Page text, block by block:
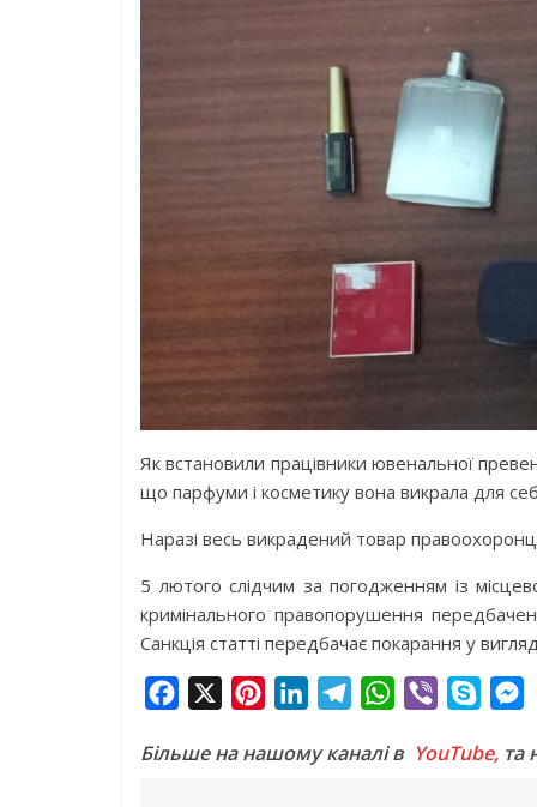
Як встановили працівники ювенальної
що парфуми і косметику вона викрала для
Наразі весь викрадений товар
5 лютого слідчим за погодженням із
кримінального правопорушення
Санкція статті передбачає покарання у
c
n
n
l
W
a
b
y
s
Більше на нашому каналі в YouTube, та